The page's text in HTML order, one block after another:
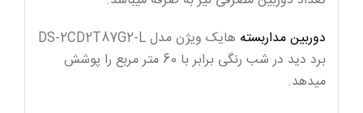
دوربین مداربسته
هایک ویژن مدل DS-2CD2T87G2-L
برد دید در شب رنگی برابر با 60 متر مربع را پوشش
میدهد.